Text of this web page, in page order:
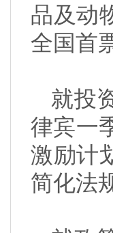
品及动
全国首
就投
律宾一
激励计
简化法